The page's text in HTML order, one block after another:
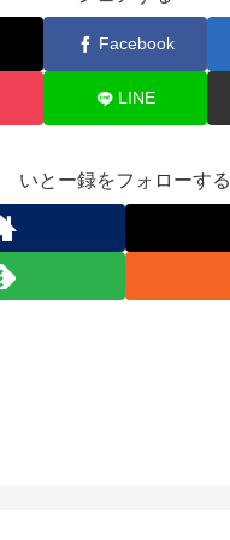
Facebook
LINE
いとー録をフォローする